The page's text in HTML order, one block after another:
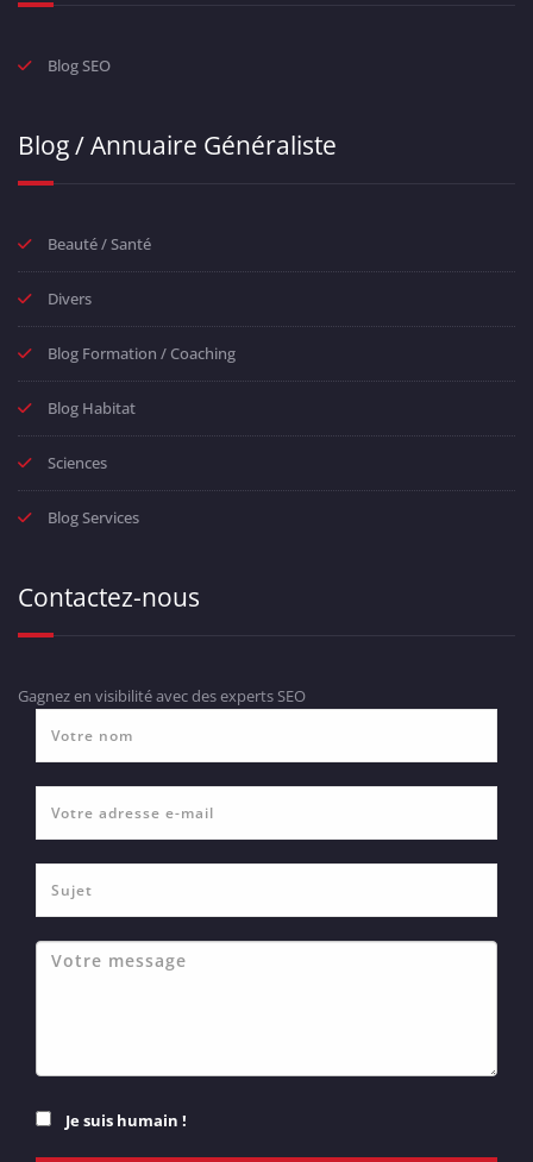
Blog SEO
Blog / Annuaire Généraliste
Beauté / Santé
Divers
Blog Formation / Coaching
Blog Habitat
Sciences
Blog Services
Contactez-nous
Gagnez en visibilité avec des experts SEO
Je suis humain !